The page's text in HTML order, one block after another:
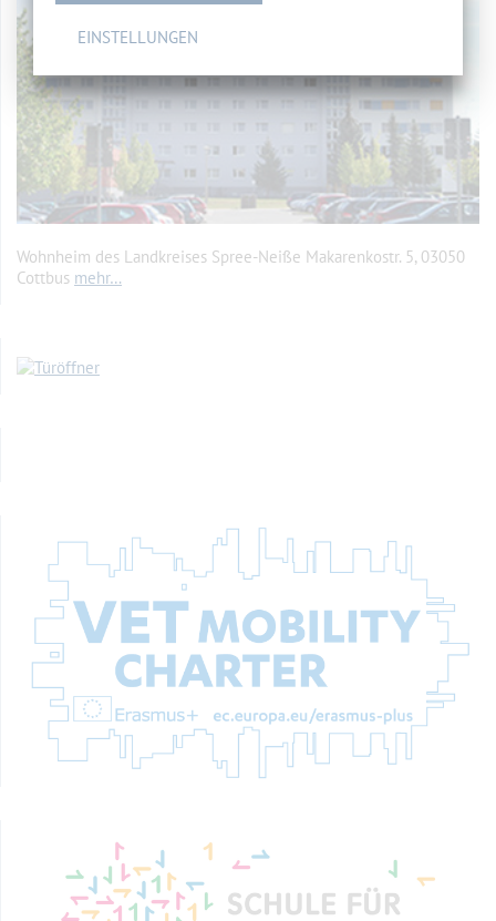
Wohnheim des Landkreises Spree-Neiße Makarenkostr. 5, 03050
Cottbus mehr…
EINSTELLUNGEN